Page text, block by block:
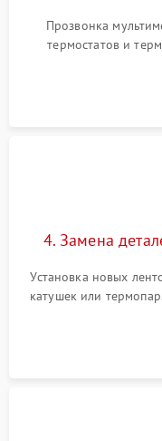
Прозвонка
термостатов и
модуля, реле,
индукции).
4. Замена
Установка новых
катушек или
дорожек. Очистка